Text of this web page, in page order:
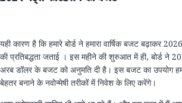
​​यही​ ​कारण​ ​है​ ​कि​ ​हमारे​ ​बोर्ड​ ​ने​ ​हमारा​ ​वार्षिक​ ​बजट​ ​बढ़ाकर​
की​ ​प्रतिबद्धता​ ​जताई​ ​।​ ​इस​ ​महीने​ ​की​ ​शुरुआत​ ​में​ ​ही​, ​बोर्ड​ ​ने​
अरब​ ​डॉलर​ ​के​ ​बजट​ ​को​ ​अनुमति​ ​दी​ ​है।​ ​इस​ ​बजट​ ​का​ ​उपयोग​
​बेहतर​ ​बनाने​ ​के​ ​नवोन्मेषी​ ​तरीकों​ ​में​ ​निवेश​ ​के​ ​लिए​ ​करेंगे।​